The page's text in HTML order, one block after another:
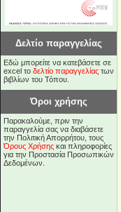
Δελτίο παραγγελίας
Εδώ μπορείτε να κατεβάσετε σε
excel το δελτίο παραγγελίας των
βιβλίων του Τόπου.
Όροι χρήσης
Παρακαλούμε, πριν την
παραγγελία σας να διαβάσετε
την Πολιτική Απορρήτου, τους
Όρους Χρήσης και πληροφορίες
για την Προστασία Προσωπικών
Δεδομένων.